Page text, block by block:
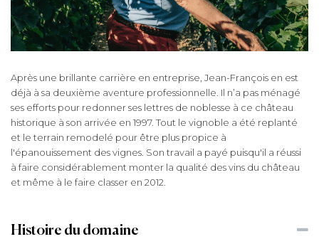
Après une brillante carrière en entreprise, Jean-François en est
déjà à sa deuxième aventure professionnelle. Il n’a pas ménagé
ses efforts pour redonner ses lettres de noblesse à ce château
historique à son arrivée en 1997. Tout le vignoble a été replanté
et le terrain remodelé pour être plus propice à
l'épanouissement des vignes. Son travail a payé puisqu'il a réussi
à faire considérablement monter la qualité des vins du château
et même à le faire classer en 2012.
Histoire du domaine